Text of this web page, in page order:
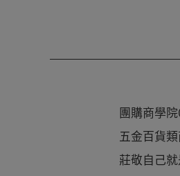
團購商學
五金百貨
莊敬自己